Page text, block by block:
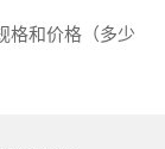
格和价格（多少